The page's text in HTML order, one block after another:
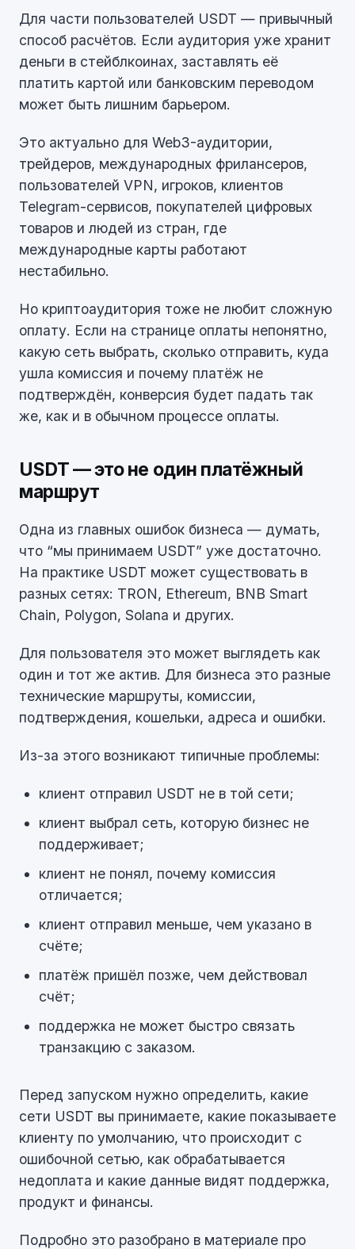
Для части пользователей USDT — привычный
способ расчётов. Если аудитория уже хранит
деньги в стейблкоинах, заставлять её
платить картой или банковским переводом
может быть лишним барьером.
Это актуально для Web3-аудитории,
трейдеров, международных фрилансеров,
пользователей VPN, игроков, клиентов
Telegram-сервисов, покупателей цифровых
товаров и людей из стран, где
международные карты работают
нестабильно.
Но криптоаудитория тоже не любит сложную
оплату. Если на странице оплаты непонятно,
какую сеть выбрать, сколько отправить, куда
ушла комиссия и почему платёж не
подтверждён, конверсия будет падать так
же, как и в обычном процессе оплаты.
USDT — это не один платёжный
маршрут
Одна из главных ошибок бизнеса — думать,
что “мы принимаем USDT” уже достаточно.
На практике USDT может существовать в
разных сетях: TRON, Ethereum, BNB Smart
Chain, Polygon, Solana и других.
Для пользователя это может выглядеть как
один и тот же актив. Для бизнеса это разные
технические маршруты, комиссии,
подтверждения, кошельки, адреса и ошибки.
Из-за этого возникают типичные проблемы:
клиент отправил USDT не в той сети;
клиент выбрал сеть, которую бизнес не
поддерживает;
клиент не понял, почему комиссия
отличается;
клиент отправил меньше, чем указано в
счёте;
платёж пришёл позже, чем действовал
счёт;
поддержка не может быстро связать
транзакцию с заказом.
Перед запуском нужно определить, какие
сети USDT вы принимаете, какие показываете
клиенту по умолчанию, что происходит с
ошибочной сетью, как обрабатывается
недоплата и какие данные видят поддержка,
продукт и финансы.
Подробно это разобрано в материале про